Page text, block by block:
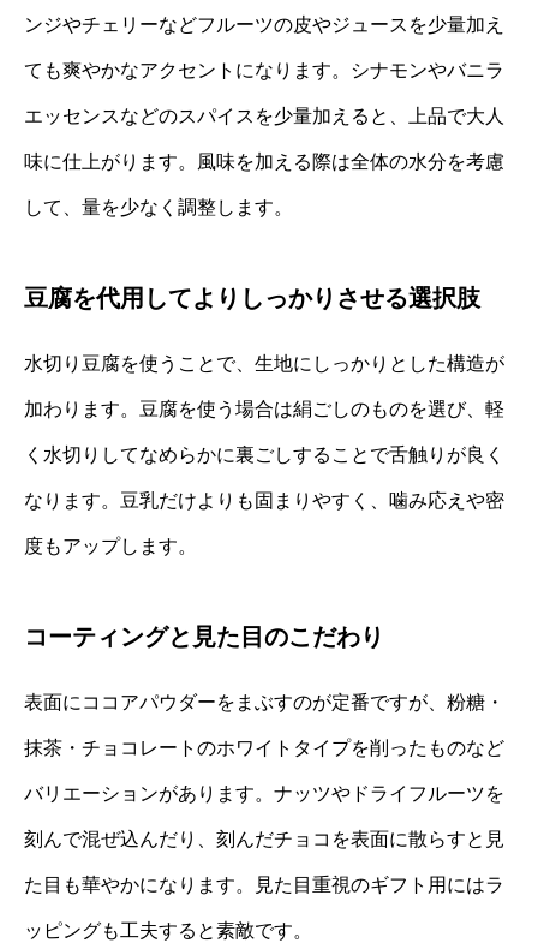
ンジやチェリーなどフルーツの皮やジュースを少量加え
ても爽やかなアクセントになります。シナモンやバニラ
エッセンスなどのスパイスを少量加えると、上品で大人
味に仕上がります。風味を加える際は全体の水分を考慮
して、量を少なく調整します。
豆腐を代用してよりしっかりさせる選択肢
水切り豆腐を使うことで、生地にしっかりとした構造が
加わります。豆腐を使う場合は絹ごしのものを選び、軽
く水切りしてなめらかに裏ごしすることで舌触りが良く
なります。豆乳だけよりも固まりやすく、噛み応えや密
度もアップします。
コーティングと見た目のこだわり
表面にココアパウダーをまぶすのが定番ですが、粉糖・
抹茶・チョコレートのホワイトタイプを削ったものなど
バリエーションがあります。ナッツやドライフルーツを
刻んで混ぜ込んだり、刻んだチョコを表面に散らすと見
た目も華やかになります。見た目重視のギフト用にはラ
ッピングも工夫すると素敵です。